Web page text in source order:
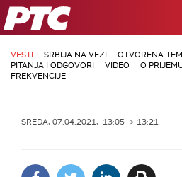
RTS
VESTI SRBIJA NA VEZI OTVORENA
PITANJA I ODGOVORI
VIDEO O
FREKVENCIJE
SREDA, 07.04.2021, 13:05 -> 13:21